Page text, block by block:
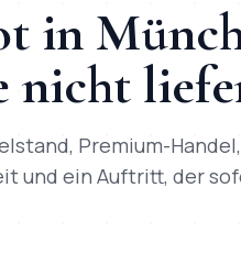
in
nicht
Premium-Handel,
und ein Auftritt, der